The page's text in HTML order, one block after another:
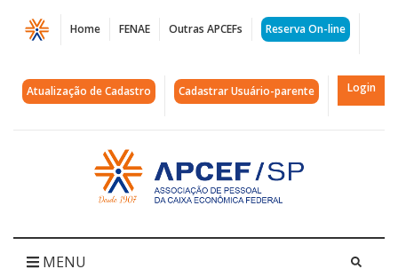
Página
Tem
post
durante
da
Home FENAE Outras APCEFs Reserva On-line
Atualização de Cadastro Cadastrar Usuário-parente Login
Acessar
página
inicial
MENU